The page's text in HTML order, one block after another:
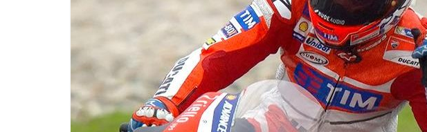
GM reafirma su
compromiso con movilidad
más segura y conectada
¿Qué puede pasar con tu
vehículo si permanece
varios días sin usar?